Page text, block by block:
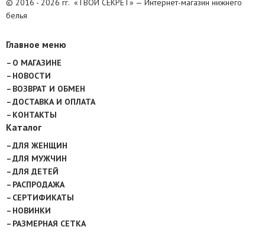
© 2016 - 2026 гг. «ТВОЙ СЕКРЕТ» — Интернет-магазин нижнего
белья
Главное меню
О МАГАЗИНЕ
НОВОСТИ
ВОЗВРАТ И ОБМЕН
ДОСТАВКА И ОПЛАТА
КОНТАКТЫ
Каталог
ДЛЯ ЖЕНЩИН
ДЛЯ МУЖЧИН
ДЛЯ ДЕТЕЙ
РАСПРОДАЖА
СЕРТИФИКАТЫ
НОВИНКИ
РАЗМЕРНАЯ СЕТКА